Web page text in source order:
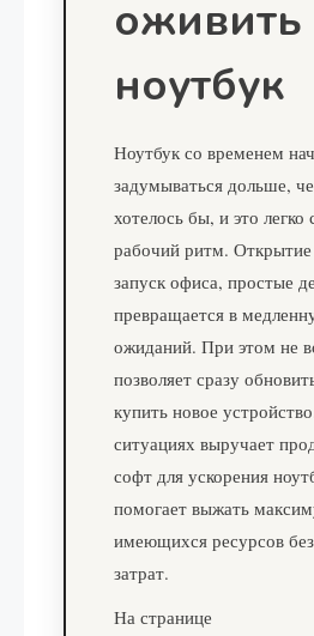
оживить
ноутбук
Ноутбук со временем
задумываться дольше,
хотелось бы, и это легко
рабочий ритм. Открытие
запуск офиса, простые
превращается в
ожиданий. При этом не
позволяет сразу
купить новое
ситуациях выручает
софт для ускорения
помогает выжать
имеющихся ресурсов
затрат.
На странице